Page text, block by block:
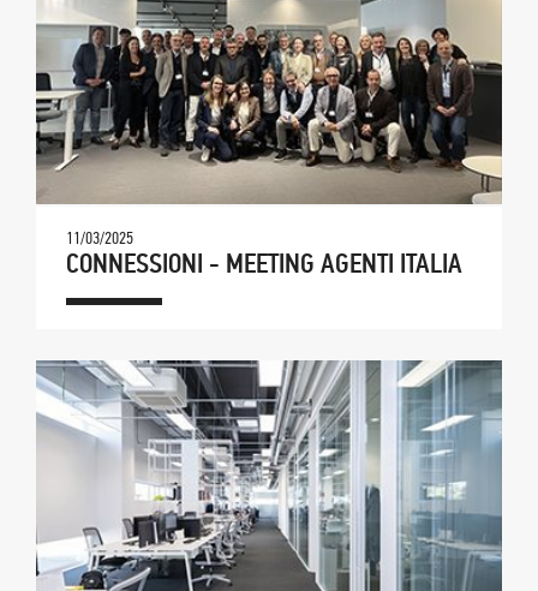
11/03/2025
CONNESSIONI - MEETING AGENTI ITALIA